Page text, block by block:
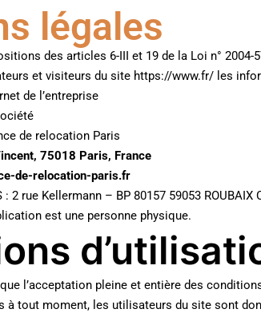
légales
des articles 6-III et 19 de la Loi n°
et visiteurs du site https://www.fr/ les
de l’entreprise
de relocation Paris
75018 Paris, France
de-relocation-paris.fr
: 2 rue Kellermann – BP 80157 59053 ROUBAIX
est une personne physique.
l’acceptation pleine et entière des
à tout moment, les utilisateurs du site sont